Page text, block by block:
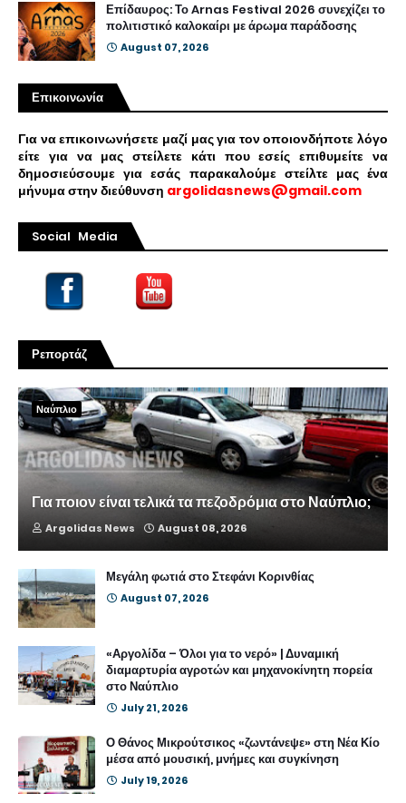
Επίδαυρος: Το Arnas Festival 2026 συνεχίζει το
πολιτιστικό καλοκαίρι με άρωμα παράδοσης
August 07, 2026
Επικοινωνία
Για να επικοινωνήσετε μαζί μας για τον οποιονδήποτε λόγο
είτε για να μας στείλετε κάτι που εσείς επιθυμείτε να
δημοσιεύσουμε για εσάς παρακαλούμε στείλτε μας ένα
μήνυμα στην διεύθυνση argolidasnews@gmail.com
Social Media
Ρεπορτάζ
Ναύπλιο
Για ποιον είναι τελικά τα πεζοδρόμια στο Ναύπλιο;
Argolidas News August 08, 2026
Μεγάλη φωτιά στο Στεφάνι Κορινθίας
August 07, 2026
«Αργολίδα – Όλοι για το νερό» | Δυναμική
διαμαρτυρία αγροτών και μηχανοκίνητη πορεία
στο Ναύπλιο
July 21, 2026
Ο Θάνος Μικρούτσικος «ζωντάνεψε» στη Νέα Κίο
μέσα από μουσική, μνήμες και συγκίνηση
July 19, 2026